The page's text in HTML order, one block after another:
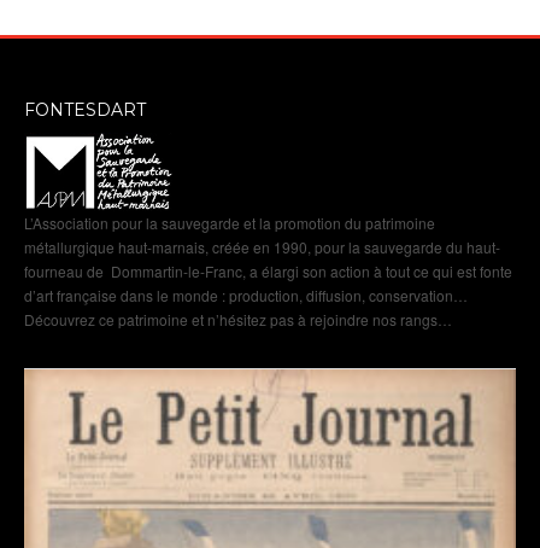
FONTESDART
L’Association pour la sauvegarde et la promotion du patrimoine
métallurgique haut-marnais, créée en 1990, pour la sauvegarde du haut-
fourneau de Dommartin-le-Franc, a élargi son action à tout ce qui est fonte
d’art française dans le monde : production, diffusion, conservation…
Découvrez ce patrimoine et n’hésitez pas à rejoindre nos rangs…